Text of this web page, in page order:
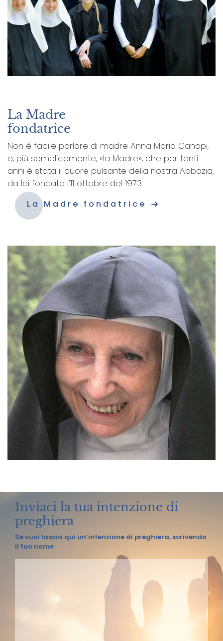
La Madre
fondatrice
Non è facile parlare di madre Anna Maria Canopi,
o, più semplicemente, «la Madre», che per tanti
anni è stata il cuore pulsante della nostra Abbazia,
da lei fondata l’11 ottobre del 1973.
La Madre fondatrice
Inviaci la tua intenzione di
preghiera
Se vuoi lascia qui un’intenzione di preghiera, scrivendo
il tuo nome